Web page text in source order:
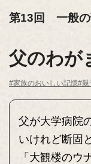
第13回 一般の
父のわが
#家族のおいしい記憶#親
父が大学病院
いけれど断固
「大観楼のウ